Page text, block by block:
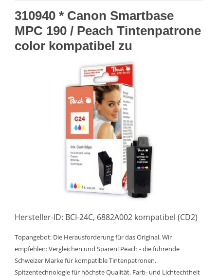
310940 * Canon Smartbase
MPC 190 / Peach Tintenpatrone
color kompatibel zu
Hersteller-ID: BCI-24C, 6882A002 kompatibel (CD2)
Topangebot: Die Herausforderung für das Original. Wir
empfehlen: Vergleichen und Sparen! Peach - die führende
Schweizer Marke für kompatible Tintenpatronen.
Spitzentechnologie für höchste Qualität. Farb- und Lichtechtheit